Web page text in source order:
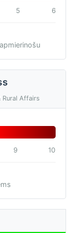
5 6
Rural Affairs
9 10